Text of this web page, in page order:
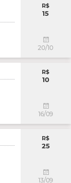
R$
15
20/10
R$
10
16/09
R$
25
13/09